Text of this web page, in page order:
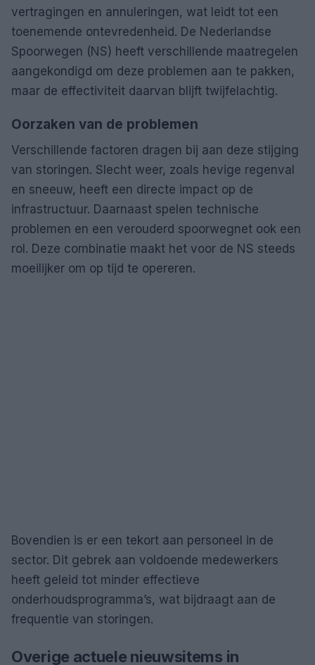
vertragingen en annuleringen, wat leidt tot een
toenemende ontevredenheid. De Nederlandse
Spoorwegen (NS) heeft verschillende maatregelen
aangekondigd om deze problemen aan te pakken,
maar de effectiviteit daarvan blijft twijfelachtig.
Oorzaken van de problemen
Verschillende factoren dragen bij aan deze stijging
van storingen. Slecht weer, zoals hevige regenval
en sneeuw, heeft een directe impact op de
infrastructuur. Daarnaast spelen technische
problemen en een verouderd spoorwegnet ook een
rol. Deze combinatie maakt het voor de NS steeds
moeilijker om op tijd te opereren.
Bovendien is er een tekort aan personeel in de
sector. Dit gebrek aan voldoende medewerkers
heeft geleid tot minder effectieve
onderhoudsprogramma’s, wat bijdraagt aan de
frequentie van storingen.
Overige actuele nieuwsitems in